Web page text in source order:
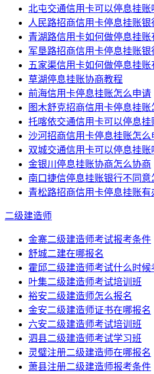
北屯交通信用卡可以停息挂账
人民路招商信用卡停息挂账
青湖路信用卡如何做停息挂账
军垦路招商信用卡停息挂账
五家渠信用卡如何做停息挂账
草湖停息挂账协商教程
前海信用卡停息挂账怎么申请
图木舒克招商信用卡停息挂账
托喀依交通信用卡可以停息挂
沙河招商信用卡停息挂账怎么
双城交通信用卡可以停息挂账
金银川停息挂账协商怎么协商
南口捷信停息挂账银行不同意
青松路招商信用卡停息挂账有
二级建造师
金寨二级建造师考试报考条件
舒城二建在哪报名
霍邱二级建造师考试什么时候
叶集二级建造师考试培训班
裕安二级建造师怎么报名
金安二级建造师证书在哪报名
六安二级建造师考试培训班
泗县二级建造师考试学习班
灵璧注册二级建造师在哪报名
萧县注册二级建造师报考条件